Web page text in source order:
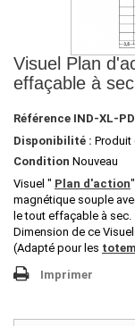
Visuel Plan
effaçable à
Référence IND-XL-
Disponibilité : Produit
Condition Nouveau
Visuel " Plan d'action
magnétique souple
le tout effaçable à sec.
Dimension de ce Visuel
(Adapté pour les
Imprimer